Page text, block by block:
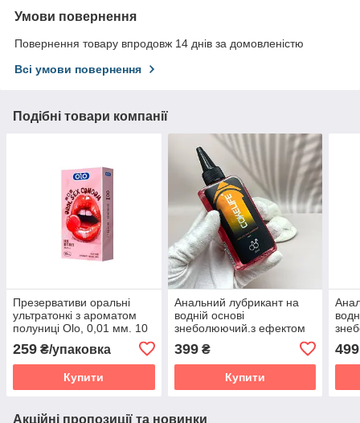
Умови повернення
Повернення товару впродовж 14 днів за домовленістю
Всі умови повернення
Подібні товари компанії
Презервативи оральні
ультратонкі з ароматом
полуниці Olo, 0,01 мм. 10
259 ₴/упаковка
Купити
Анальний лубрикант на
водній основі
знеболюючий.з ефектом
тепла Wo-Sex CokeLife. 85
мл
399₴
Купити
499
Акційні пропозиції та новинки